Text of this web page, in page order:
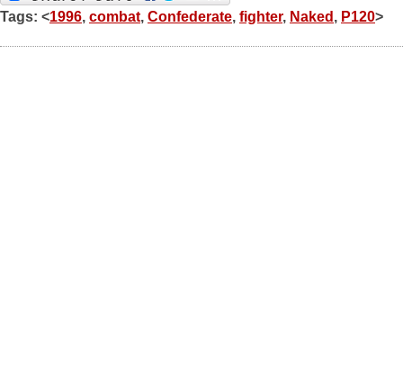
Tags: <1996, combat, Confederate, fighter, Naked, P120>